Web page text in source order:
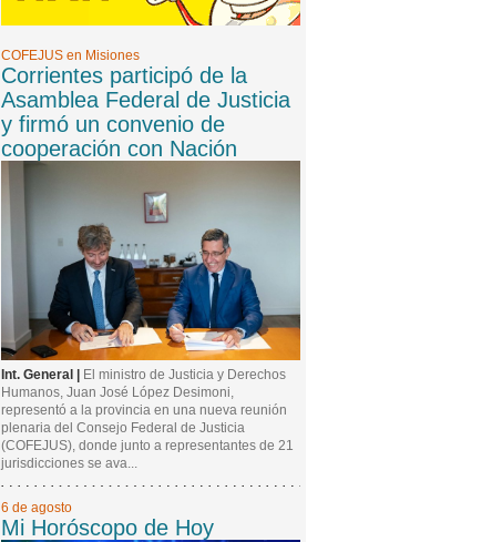
COFEJUS en Misiones
Corrientes participó de la
Asamblea Federal de Justicia
y firmó un convenio de
cooperación con Nación
Int. General |
El ministro de Justicia y Derechos
Humanos, Juan José López Desimoni,
representó a la provincia en una nueva reunión
plenaria del Consejo Federal de Justicia
(COFEJUS), donde junto a representantes de 21
jurisdicciones se ava...
6 de agosto
Mi Horóscopo de Hoy